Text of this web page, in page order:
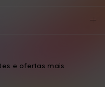
e ofertas mais